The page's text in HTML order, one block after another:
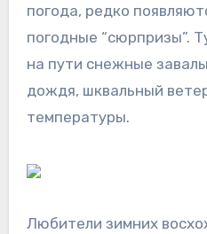
погода, редко
погодные “сюрпризы”.
на пути снежные
дождя, шквальный
температуры.
Любители зимних